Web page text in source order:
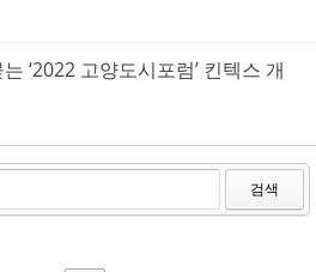
‘2022 고양도시포럼’ 킨텍스 개
검색